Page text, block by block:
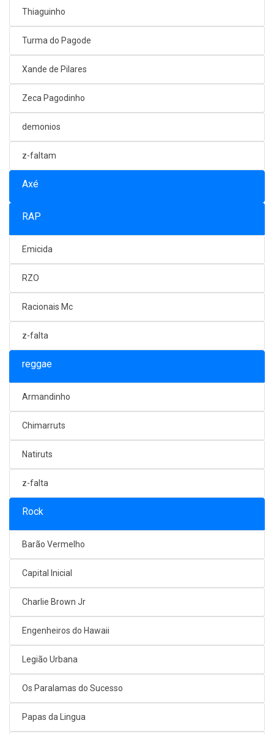
Thiaguinho
Turma do Pagode
Xande de Pilares
Zeca Pagodinho
demonios
z-faltam
Axé
RAP
Emicida
RZO
Racionais Mc
z-falta
reggae
Armandinho
Chimarruts
Natiruts
z-falta
Rock
Barão Vermelho
Capital Inicial
Charlie Brown Jr
Engenheiros do Hawaii
Legião Urbana
Os Paralamas do Sucesso
Papas da Lingua